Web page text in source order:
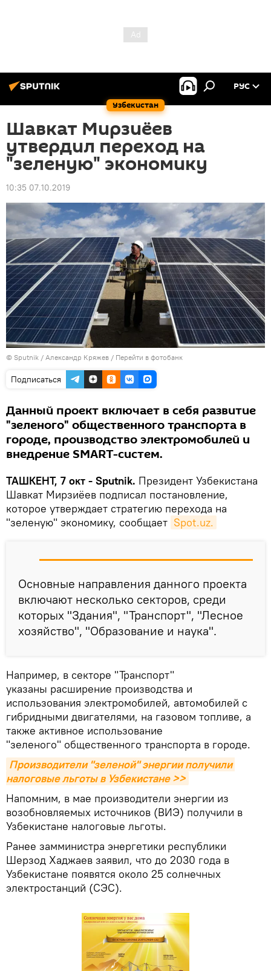
Узбекистан
РУС
Шавкат Мирзиёев
утвердил переход на
"зеленую" экономику
10:35 07.10.2019
© Sputnik / Александр Кряжев / Перейти в фотобанк
Подписаться
Данный проект включает в себя развитие
"зеленого" общественного транспорта в
городе, производство электромобилей и
внедрение SMART-систем.
ТАШКЕНТ, 7 окт - Sputnik. Президент Узбекистана
Шавкат Мирзиёев подписал постановление,
которое утверждает стратегию перехода на
"зеленую" экономику, сообщает Spot.uz.
Основные направления данного проекта
включают несколько секторов, среди
которых "Здания", "Транспорт", "Лесное
хозяйство", "Образование и наука".
Например, в секторе "Транспорт"
указаны расширение производства и
использования электромобилей, автомобилей с
гибридными двигателями, на газовом топливе, а
также активное использование
"зеленого" общественного транспорта в городе.
Производители "зеленой" энергии получили
налоговые льготы в Узбекистане >>
Напомним, в мае производители энергии из
возобновляемых источников (ВИЭ) получили в
Узбекистане налоговые льготы.
Ранее замминистра энергетики республики
Шерзод Хаджаев заявил, что до 2030 года в
Узбекистане появятся около 25 солнечных
электростанций (СЭС).